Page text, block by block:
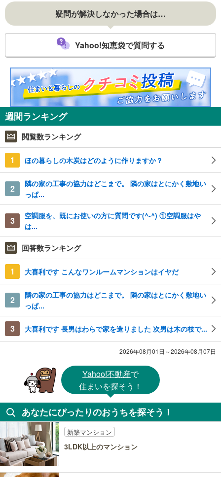
疑問が解決しなかった場合は…
Yahoo!知恵袋で質問する
週間ランキング
閲覧数ランキング
1 ほの暮らしの木炭はどのように作りますか？
2
隣の家の工事の協力はどこまで。 隣の家はとにかく敷地い
っぱ...
3
空調服を、既にお使いの方に質問です(^-^) ①空調服はや
は...
回答数ランキング
1 大喜利です こんなワンルームマンションはイヤだ
2
隣の家の工事の協力はどこまで。 隣の家はとにかく敷地い
っぱ...
3 大喜利です 長男はわらで家を造りました 次男は木の枝で...
2026年08月01日～2026年08月07日
Yahoo!不動産で
住まいを探そう！
あなたにぴったりのおうちを探そう！
新築マンション
3LDK以上のマンション